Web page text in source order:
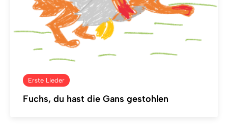
Erste Lieder
Fuchs, du hast die Gans gestohlen